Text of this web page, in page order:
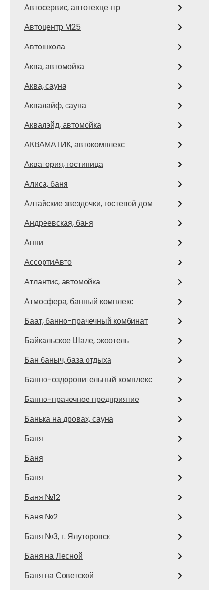
Автосервис, автотехцентр
Автоцентр М25
Автошкола
Аква, автомойка
Аква, сауна
Аквалайф, сауна
Аквалэйд, автомойка
АКВАМАТИК, автокомплекс
Акватория, гостиница
Алиса, баня
Алтайские звездочки, гостевой дом
Андреевская, баня
Анни
АссортиАвто
Атлантис, автомойка
Атмосфера, банный комплекс
Баат, банно-прачечный комбинат
Байкальское Шале, экоотель
Бан баныч, база отдыха
Банно-оздоровительный комплекс
Банно-прачечное предприятие
Банька на дровах, сауна
Баня
Баня
Баня
Баня №12
Баня №2
Баня №3, г. Ялуторовск
Баня на Лесной
Баня на Советской